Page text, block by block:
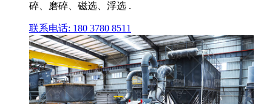
碎、磨碎、磁选、浮选 .
联系电话: 180 3780 8511